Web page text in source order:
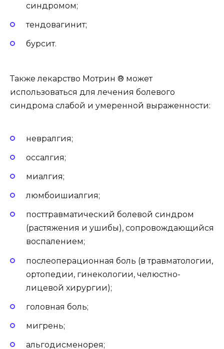
синдромом;
тендовагинит;
бурсит.
Также лекарство Мотрин ® может
использоваться для лечения болевого
синдрома слабой и умеренной выраженности:
невралгия;
оссалгия;
миалгия;
люмбоишиалгия;
посттравматический болевой синдром
(растяжения и ушибы), сопровождающийся
воспалением;
послеоперационная боль (в травматологии,
ортопедии, гинекологии, челюстно-
лицевой хирургии);
головная боль;
мигрень;
альгодисменорея;